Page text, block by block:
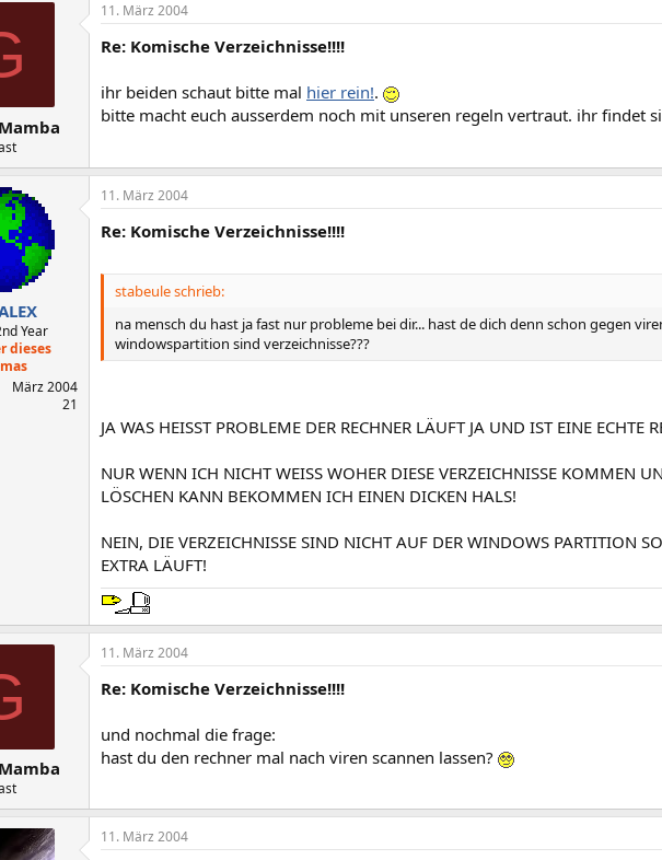
11. März 2004
Re: Komische Verzeichnisse!!!!
ihr beiden schaut bitte mal hier rein!.
bitte macht euch ausserdem noch mit unseren regeln vertraut. ihr findet
Year
dieses
März 2004
21
11. März 2004
Re: Komische Verzeichnisse!!!!
stabeule schrieb:
na mensch du hast ja fast nur probleme bei dir... hast de dich denn schon gegen
windowspartition sind verzeichnisse???
JA WAS HEISST PROBLEME DER RECHNER LÄUFT JA UND IST EINE ECHTE
NUR WENN ICH NICHT WEISS WOHER DIESE VERZEICHNISSE KOMMEN
LÖSCHEN KANN BEKOMMEN ICH EINEN DICKEN HALS!
NEIN, DIE VERZEICHNISSE SIND NICHT AUF DER WINDOWS PARTITION
EXTRA LÄUFT!
11. März 2004
Re: Komische Verzeichnisse!!!!
und nochmal die frage:
hast du den rechner mal nach viren scannen lassen?
11. März 2004